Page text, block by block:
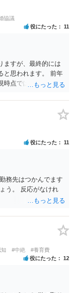
協議
役にたった 11
ますが、最終的には
と思われます。 前年
時点では少額しか取
絶する場合でも、相
ない場合には、慰謝
せよ、親御さんとの
合った上で、法律
と思います。役にたった 11
務先はつかんでます
う。 反応がなけれ
#中絶 #養育費
役にたった 12